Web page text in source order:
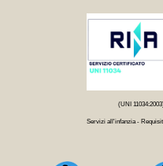
(UNI
Servizi all'infanzia -